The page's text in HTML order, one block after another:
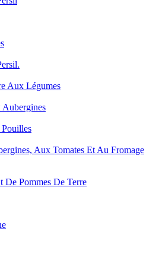
Aux Légumes
Aux Tomates Et Au Fromage
Pommes De Terre